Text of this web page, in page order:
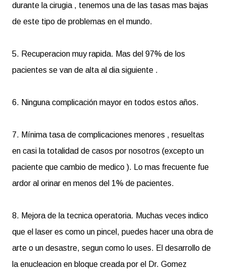
durante la cirugia , tenemos una de las tasas mas bajas
de este tipo de problemas en el mundo.
5. Recuperacion muy rapida. Mas del 97% de los
pacientes se van de alta al dia siguiente .
6. Ninguna complicación mayor en todos estos años.
7. Mínima tasa de complicaciones menores , resueltas
en casi la totalidad de casos por nosotros (excepto un
paciente que cambio de medico ). Lo mas frecuente fue
ardor al orinar en menos del 1% de pacientes.
8. Mejora de la tecnica operatoria. Muchas veces indico
que el laser es como un pincel, puedes hacer una obra de
arte o un desastre, segun como lo uses. El desarrollo de
la enucleacion en bloque creada por el Dr. Gomez